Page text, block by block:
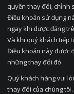
quyền thay đổi, chỉnh
Điều khoản sử dụng
ngay khi được đăng
Và khi quý khách tiếp
Điều khoản này được
những thay đổi đó.
Quý khách hàng vui
thay đổi của chúng tôi.